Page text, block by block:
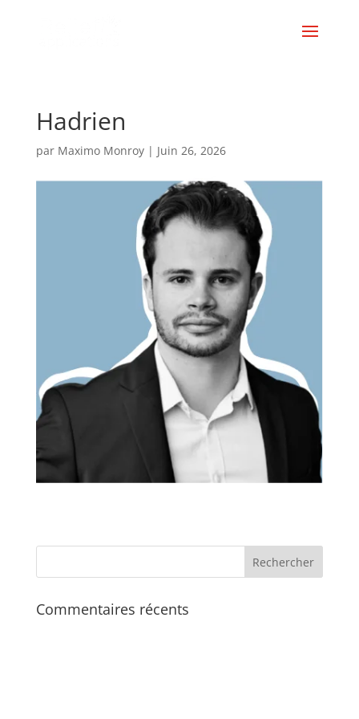
Hadrien
par Maximo Monroy| Juin 26, 2026
Commentaires récents